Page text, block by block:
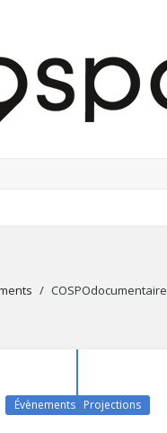
/
Évènements, Projections